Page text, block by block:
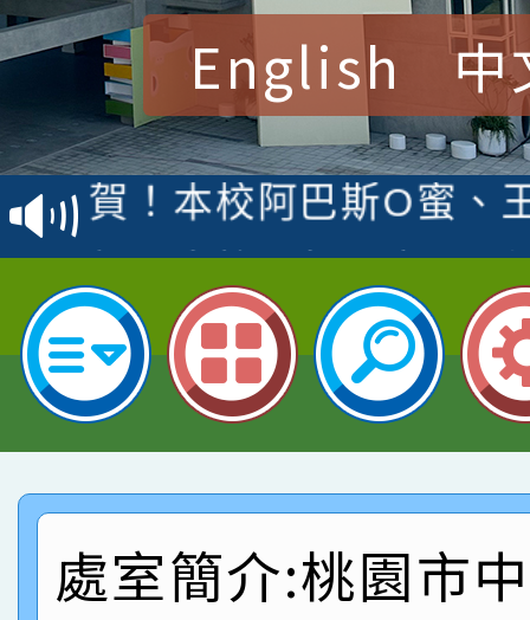
English 中
賀！本校參加桃園市中
賽 洪綺君教師榮獲社
名
賀！本校阿巴斯O蜜、
倩參加桃園市科展 國
名 指導老師王老師、
賀！本校四年二班張O
園市英語競賽國小朗讀
指導老師林老師
賀！本校參加桃園市中
賽 劉文瑛教師榮獲教
臺灣台語-第二名
賀！本校參與2026世
市賽榮獲科學小創客佳
創客第三名。
賀！本校參加桃園市中
賽 洪綺君教師榮獲社
名
賀！本校阿巴斯O蜜、
倩參加桃園市科展 國
賀！本校四年二班張O
處室簡介:桃園市